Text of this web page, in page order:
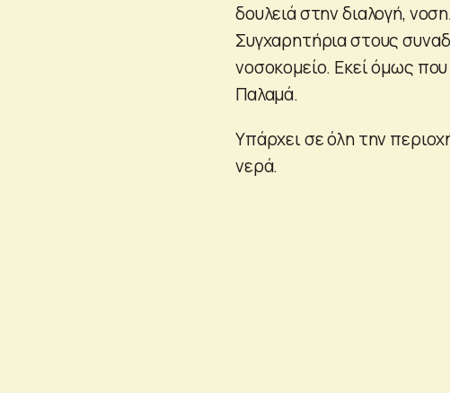
δουλειά στην διαλογή,
Συγχαρητήρια στους
νοσοκομείο. Εκεί όμως
Παλαμά.
Υπάρχει σε όλη την
νερά.